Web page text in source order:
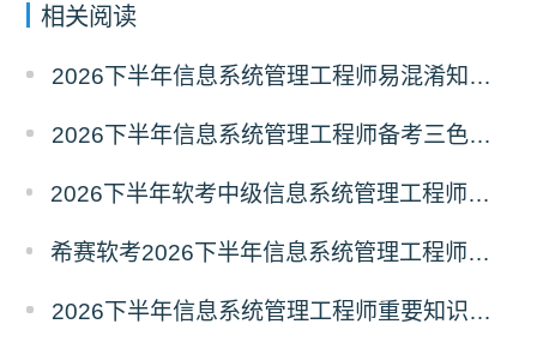
相关阅读
2026下半年信息系统管理工程师易混淆知识点资料
2026下半年信息系统管理工程师备考三色笔记
2026下半年软考中级信息系统管理工程师备考经典100题
希赛软考2026下半年信息系统管理工程师入学摸底测试卷
2026下半年信息系统管理工程师重要知识点100条